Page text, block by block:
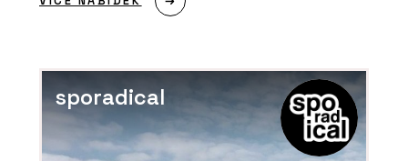
Hybridní dřevostavba –
VESPER HOMES
sporadical